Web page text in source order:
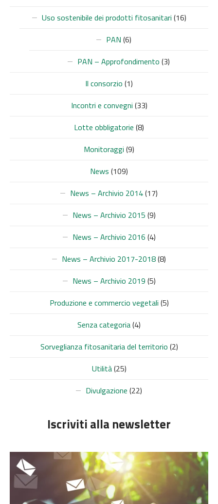
Uso sostenibile dei prodotti fitosanitari (16)
PAN (6)
PAN – Approfondimento (3)
Il consorzio (1)
Incontri e convegni (33)
Lotte obbligatorie (8)
Monitoraggi (9)
News (109)
News – Archivio 2014(17)
News – Archivio 2015 (9)
News – Archivio 2016 (4)
News – Archivio 2017-2018(8)
News – Archivio 2019 (5)
Produzione e commercio vegetali (5)
Senza categoria(4)
Sorveglianza fitosanitaria del territorio (2)
Utilità(25)
Divulgazione (22)
Iscriviti alla newsletter